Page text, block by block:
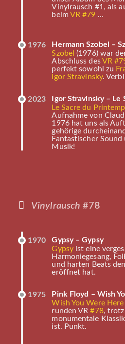
Vinylrausch #78
1970
Gypsy – Gypsy
Gypsyist eine
Harmoniegesang,
und harten Beats
eröffnet hat.
1975
Pink Floyd – Wish
Wish You Were Here
runden VR#78, trotz
monumentale
ist. Punkt.
Vinylrausch #1, als
beim VR #79 …
1976
Hermann Szobel –
Szobel (1976) war
Abschluss desVR
perfekt sowohl zu
Igor Stravinsky.
2023
Igor Stravinsky – Le
Le Sacre du
Aufnahme von
1976 hat uns als
gehörige
Fantastischer
Musik!